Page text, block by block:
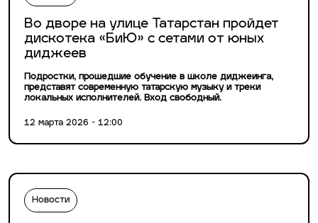
Во дворе на улице Татарстан пройдет
дискотека «БиЮ» с сетами от юных
диджеев
Подростки, прошедшие обучение в школе диджеинга,
представят современную татарскую музыку и треки
локальных исполнителей. Вход свободный.
12 марта 2026 - 12:00
Новости